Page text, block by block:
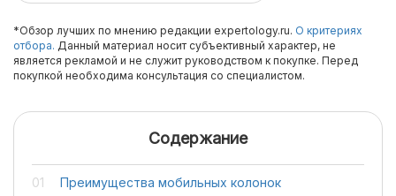
*Обзор лучших по мнению редакции expertology.ru. О критериях
отбора. Данный материал носит субъективный характер, не
является рекламой и не служит руководством к покупке. Перед
покупкой необходима консультация со специалистом.
Содержание
Преимущества мобильных колонок